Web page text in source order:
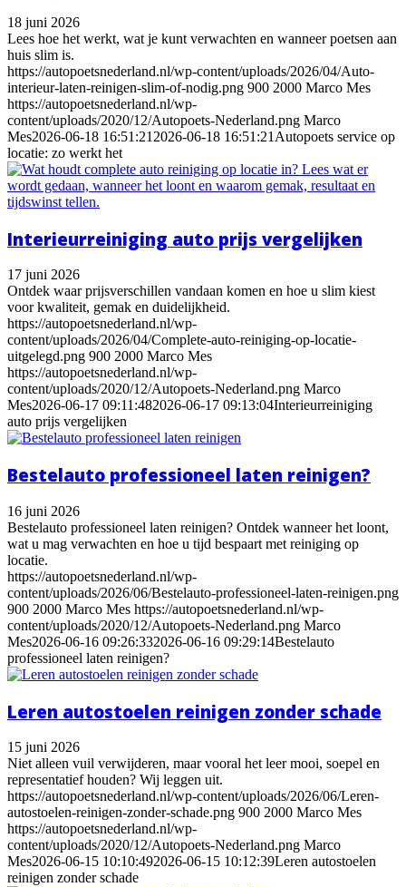
18 juni 2026
Lees hoe het werkt, wat je kunt verwachten en wanneer poetsen aan
huis slim is.
https://autopoetsnederland.nl/wp-content/uploads/2026/04/Auto-
interieur-laten-reinigen-slim-of-nodig.png 900 2000 Marco Mes
https://autopoetsnederland.nl/wp-
content/uploads/2020/12/Autopoets-Nederland.png Marco
Mes2026-06-18 16:51:21 2026-06-18 16:51:21 Autopoets service op
locatie: zo werkt het
Interieurreiniging auto prijs vergelijken
17 juni 2026
Ontdek waar prijsverschillen vandaan komen en hoe u slim kiest
voor kwaliteit, gemak en duidelijkheid.
https://autopoetsnederland.nl/wp-
content/uploads/2026/04/Complete-auto-reiniging-op-locatie-
uitgelegd.png 900 2000 Marco Mes
https://autopoetsnederland.nl/wp-
content/uploads/2020/12/Autopoets-Nederland.png Marco
Mes2026-06-17 09:11:482026-06-17 09:13:04Interieurreiniging
auto prijs vergelijken
Bestelauto professioneel laten reinigen?
16 juni 2026
Bestelauto professioneel laten reinigen? Ontdek wanneer het loont,
wat u mag verwachten en hoe u tijd bespaart met reiniging op
locatie.
https://autopoetsnederland.nl/wp-
content/uploads/2026/06/Bestelauto-professioneel-laten-reinigen.png
900 2000 Marco Mes https://autopoetsnederland.nl/wp-
content/uploads/2020/12/Autopoets-Nederland.png Marco
Mes2026-06-16 09:26:332026-06-16 09:29:14Bestelauto
professioneel laten reinigen?
Leren autostoelen reinigen zonder schade
15 juni 2026
Niet alleen vuil verwijderen, maar vooral het leer mooi, soepel en
representatief houden? Wij leggen uit.
https://autopoetsnederland.nl/wp-content/uploads/2026/06/Leren-
autostoelen-reinigen-zonder-schade.png 900 2000 Marco Mes
https://autopoetsnederland.nl/wp-
content/uploads/2020/12/Autopoets-Nederland.png Marco
Mes2026-06-15 10:10:492026-06-15 10:12:39Leren autostoelen
reinigen zonder schade